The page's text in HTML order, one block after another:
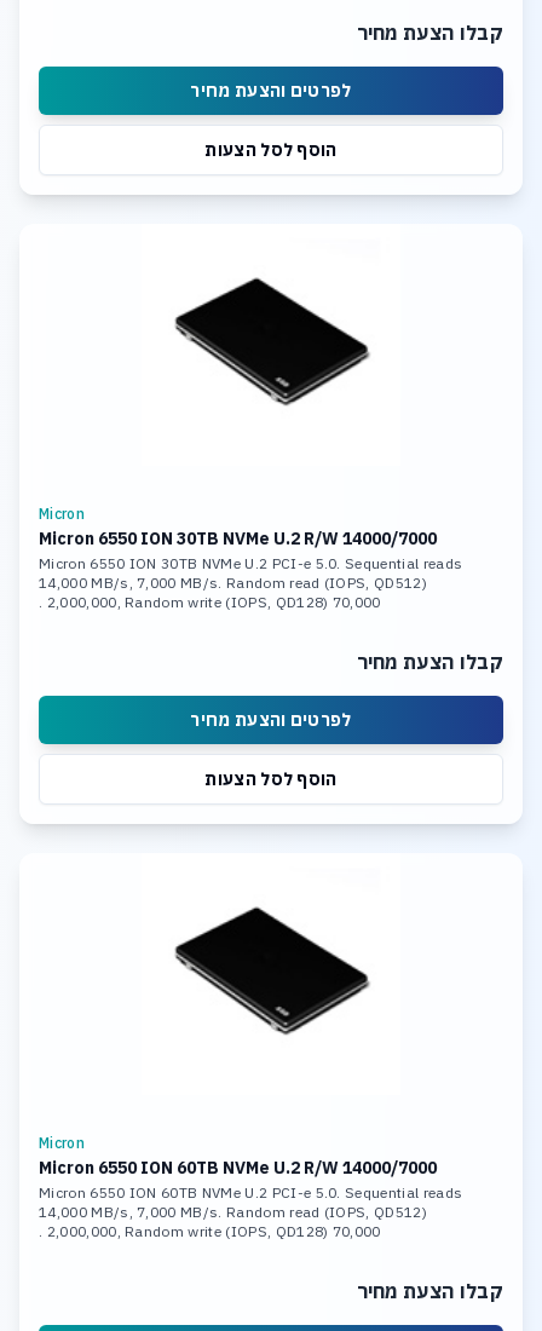
קבלו הצעת מחיר
לפרטים והצעת מחיר
הוסף לסל הצעות
Micron
Micron 6550 ION 30TB NVMe U.2 R/W 14000/7000
Micron 6550 ION 30TB NVMe U.2 PCI-e 5.0. Sequential reads
14,000 MB/s, 7,000 MB/s. Random read (IOPS, QD512)
2,000,000, Random write (IOPS, QD128) 70,000 .
קבלו הצעת מחיר
לפרטים והצעת מחיר
הוסף לסל הצעות
Micron
Micron 6550 ION 60TB NVMe U.2 R/W 14000/7000
Micron 6550 ION 60TB NVMe U.2 PCI-e 5.0. Sequential reads
14,000 MB/s, 7,000 MB/s. Random read (IOPS, QD512)
2,000,000, Random write (IOPS, QD128) 70,000 .
קבלו הצעת מחיר